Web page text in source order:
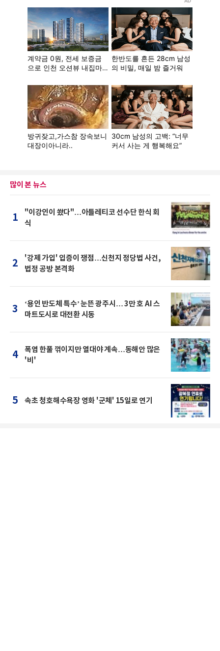
많이 본 뉴스
1
"이강인이 쐈다"…아틀레티코 선수단 한식 회
식
2
'강제 가입' 입증이 쟁점…신천지 정당법 사건,
법정 공방 본격화
3
‘용인 반도체 특수’ 눈뜬 광주시… 3만 호 AI 스
마트도시로 대전환 시동
4
폭염 한풀 꺾이지만 열대야 계속…동해안 많은
'비'
5 속초 청호해수욕장 영화 '군체' 15일로 연기